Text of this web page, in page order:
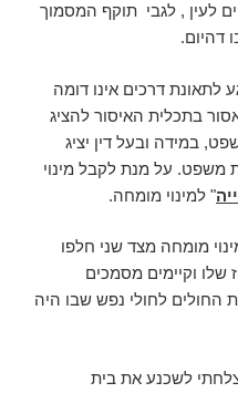
לעין , לגבי תוקף המסמוך
דהיום.
לתאונת דרכים אינו דומה
בתכלית האיסור להציג
במידה ובעל דין יציג
משפט. על מנת לקבל מינוי
" למינוי מומחה.
מומחה מצד שני חלפו
וקיימים מסמכים
החולים לחולי נפש שבו היה
לשכנע את בית